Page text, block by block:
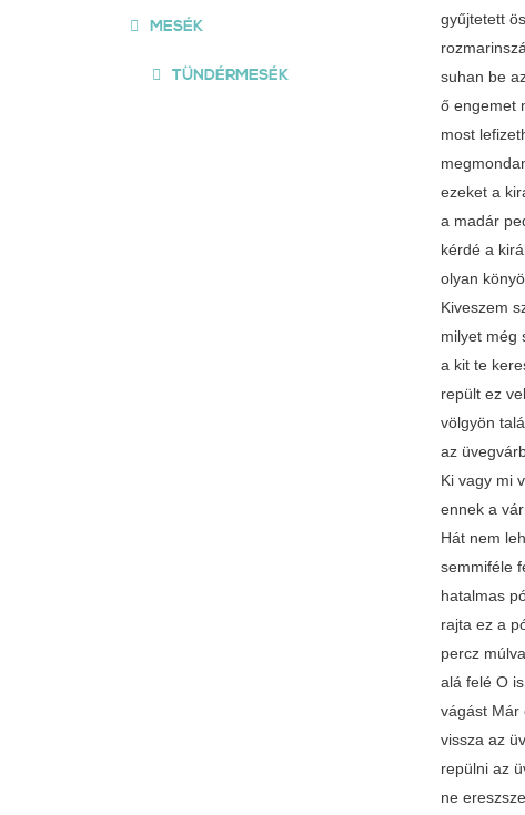
gyűjtetett
suhan be
ő engemet
most
ezeket a
a madár
kérdé a
olyan
Kiveszem
milyet még
a kit te
repült ez
völgyön
az
Ki vagy mi
ennek a
Hát nem
semmiféle
hatalmas
rajta ez a
percz
alá felé O
vágást Már
vissza az
repülni az
ne
MESÉK
TÜNDÉRMESÉK